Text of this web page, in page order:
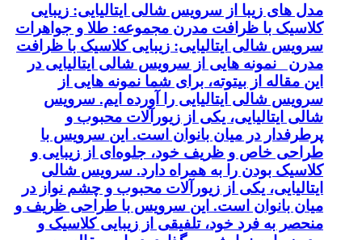
مدل های زیبا از سرویس شالی ایتالیایی: زیبایی
کلاسیک با ظرافت مدرن مجموعه: طلا و جواهرات
سرویس شالی ایتالیایی: زیبایی کلاسیک با ظرافت
مدرن نمونه هایی از سرویس شالی ایتالیایی در
این مقاله از بیتوته، برای شما نمونه هایی از
سرویس شالی ایتالیایی را آورده ایم. سرویس
شالی ایتالیایی، یکی از زیورآلات محبوب و
پرطرفدار در میان بانوان است. این سرویس با
طراحی خاص و ظریف خود، جلوه‌ای از زیبایی و
کلاسیک بودن را به همراه دارد. سرویس شالی
ایتالیایی، یکی از زیورآلات محبوب و چشم نواز در
میان بانوان است. این سرویس با طراحی ظریف و
منحصر به فرد خود، تلفیقی از زیبایی کلاسیک و